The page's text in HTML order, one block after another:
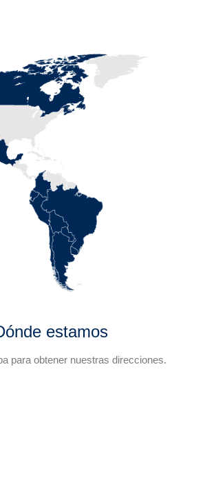
estamos
para obtener nuestras direcciones.